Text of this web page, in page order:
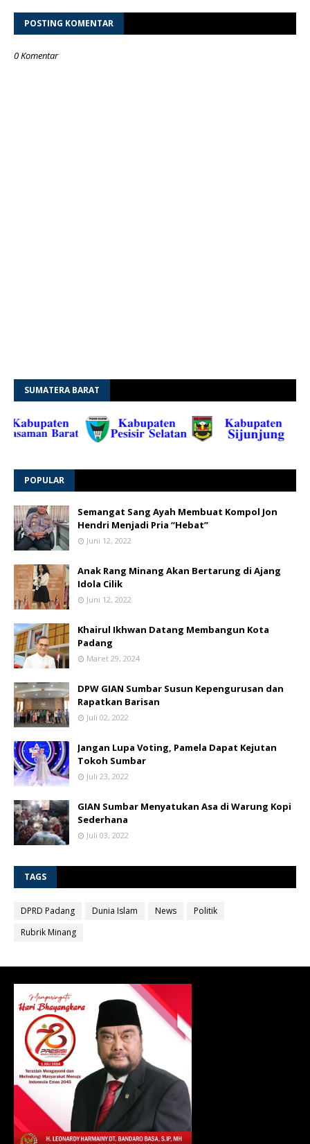
POSTING KOMENTAR
0 Komentar
SUMATERA BARAT
POPULAR
Semangat Sang Ayah Membuat Kompol Jon
Hendri Menjadi Pria “Hebat”
Juni 12, 2022
Anak Rang Minang Akan Bertarung di Ajang
Idola Cilik
Juni 12, 2022
Khairul Ikhwan Datang Membangun Kota
Padang
Maret 29, 2024
DPW GIAN Sumbar Susun Kepengurusan dan
Rapatkan Barisan
Juli 02, 2022
Jangan Lupa Voting, Pamela Dapat Kejutan
Tokoh Sumbar
Juli 23, 2022
GIAN Sumbar Menyatukan Asa di Warung Kopi
Sederhana
Juli 03, 2022
TAGS
DPRD Padang Dunia Islam News
Politik
Rubrik Minang